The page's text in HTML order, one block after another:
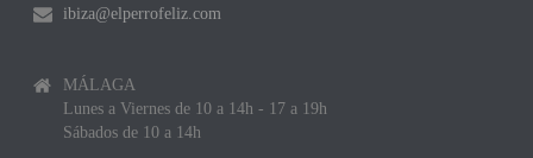
ibiza@elperrofeliz.com
MÁLAGA
Lunes a Viernes de 10 a 14h - 17 a 19h
Sábados de 10 a 14h